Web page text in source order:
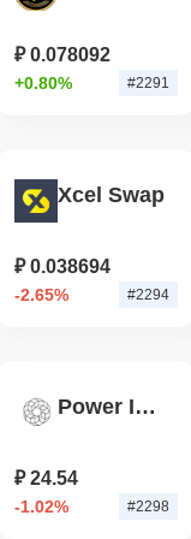
₽ 0.078092
+0.80% #2291
Xcel Swap
₽ 0.038694
-2.65% #2294
Power Index Pool Token
₽ 24.54
-1.02% #2298